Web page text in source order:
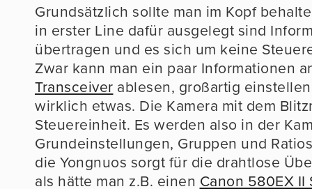
Grundsätzlich sollte man im Kopf
in erster Line dafür ausgelegt sind
übertragen und es sich um keine
Zwar kann man ein paar Informationen
Transceiver ablesen, großartig
wirklich etwas. Die Kamera mit dem
Steuereinheit. Es werden also in der
Grundeinstellungen, Gruppen und
die Yongnuos sorgt für die drahtlose
als hätte man z.B. einen Canon 580EX II